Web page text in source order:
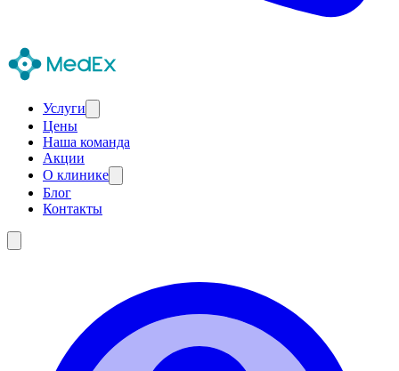
Услуги
Цены
Наша команда
Акции
О клинике
Блог
Контакты